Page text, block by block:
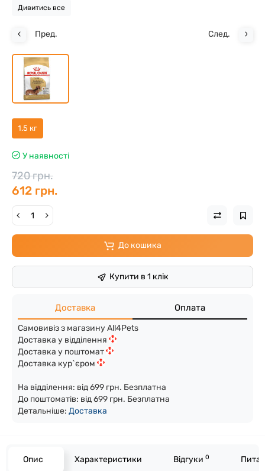
Дивитись все
Пред. След.
1.5 кг
У наявності
720 грн.
612 грн.
До кошика
Купити в 1 клік
Доставка Оплата
Самовивіз з магазину All4Pets
Доставка у відділення
Доставка у поштомат
Доставка кур`єром
На відділення: від 699 грн. Безплатна
До поштоматів: від 699 грн. Безплатна
Детальніше: Доставка
Опис Характеристики Відгуки 0